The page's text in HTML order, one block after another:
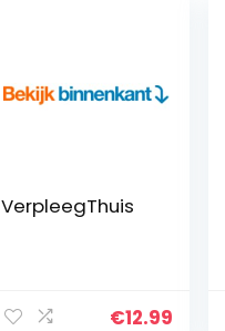
VerpleegThuis
€12.99